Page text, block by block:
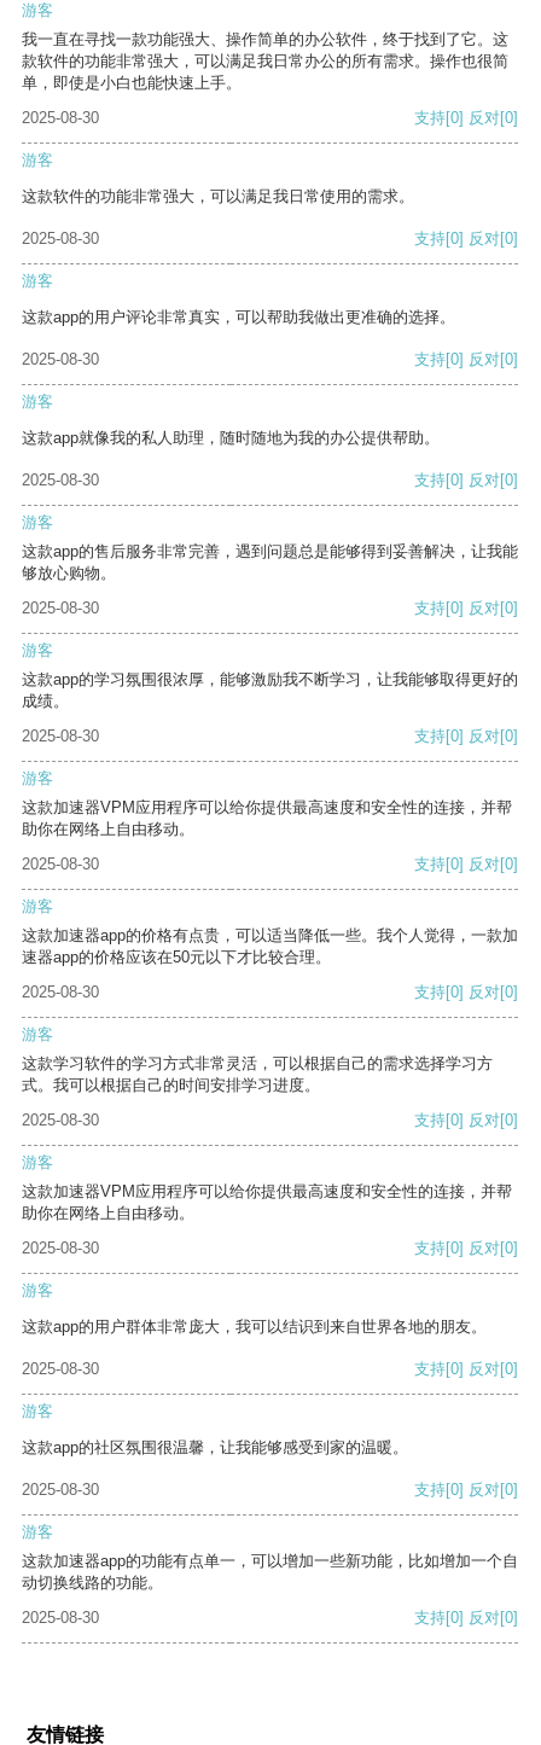
游客
我一直在寻找一款功能强大、操作简单的办公软件，终于找到了它。这
款软件的功能非常强大，可以满足我日常办公的所有需求。操作也很简
单，即使是小白也能快速上手。
2025-08-30
支持[0] 反对[0]
游客
这款软件的功能非常强大，可以满足我日常使用的需求。
2025-08-30 支持[0] 反对[0]
游客
这款app的用户评论非常真实，可以帮助我做出更准确的选择。
2025-08-30 支持[0] 反对[0]
游客
这款app就像我的私人助理，随时随地为我的办公提供帮助。
2025-08-30 支持[0] 反对[0]
游客
这款app的售后服务非常完善，遇到问题总是能够得到妥善解决，让我能
够放心购物。
2025-08-30
支持[0] 反对[0]
游客
这款app的学习氛围很浓厚，能够激励我不断学习，让我能够取得更好的
成绩。
2025-08-30
支持[0] 反对[0]
游客
这款加速器VPM应用程序可以给你提供最高速度和安全性的连接，并帮
助你在网络上自由移动。
2025-08-30
支持[0] 反对[0]
游客
这款加速器app的价格有点贵，可以适当降低一些。我个人觉得，一款加
速器app的价格应该在50元以下才比较合理。
2025-08-30
支持[0] 反对[0]
游客
这款学习软件的学习方式非常灵活，可以根据自己的需求选择学习方
式。我可以根据自己的时间安排学习进度。
2025-08-30
支持[0] 反对[0]
游客
这款加速器VPM应用程序可以给你提供最高速度和安全性的连接，并帮
助你在网络上自由移动。
2025-08-30
支持[0] 反对[0]
游客
这款app的用户群体非常庞大，我可以结识到来自世界各地的朋友。
2025-08-30 支持[0] 反对[0]
游客
这款app的社区氛围很温馨，让我能够感受到家的温暖。
2025-08-30 支持[0] 反对[0]
游客
这款加速器app的功能有点单一，可以增加一些新功能，比如增加一个自
动切换线路的功能。
2025-08-30
支持[0] 反对[0]
友情链接